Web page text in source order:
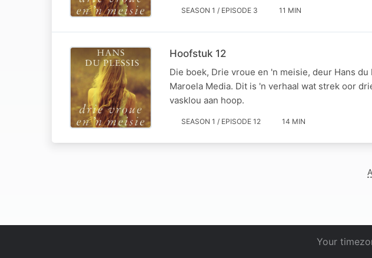
SEASON 1 / EPISODE 3 11 MIN
Hoofstuk 12
Die boek, Drie vroue en 'n meisie, deur Hans
Maroela Media. Dit is 'n verhaal wat strek oor
vasklou aan hoop.
SEASON 1 / EPISODE 12 14 MIN
Your